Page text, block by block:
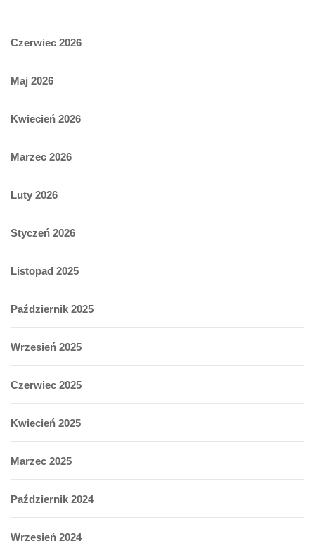
Czerwiec 2026
Maj 2026
Kwiecień 2026
Marzec 2026
Luty 2026
Styczeń 2026
Listopad 2025
Październik 2025
Wrzesień 2025
Czerwiec 2025
Kwiecień 2025
Marzec 2025
Październik 2024
Wrzesień 2024